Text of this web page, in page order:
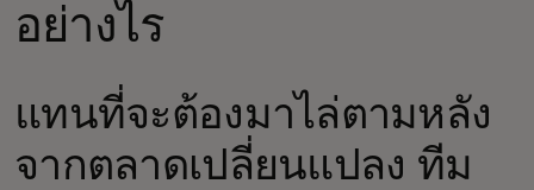
ข่าวสารและแนวโน้ม
อย่างไร
แทนที่จะต้องมาไล่ตามหลัง
จากตลาดเปลี่ยนแปลง ทีม